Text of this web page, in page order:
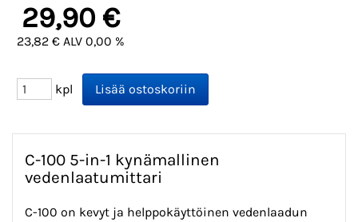
29,90 €
23,82 € ALV 0,00 %
kpl
C-100 5-in-1 kynämallinen
vedenlaatumittari
C-100 on kevyt ja helppokäyttöinen vedenlaadun